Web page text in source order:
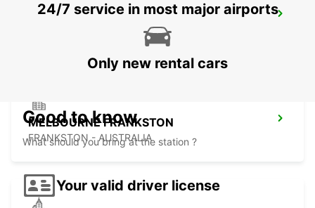
HOBART AIRPORT
CAMBRIDGE - AUSTRALIA
MELBOURNE FRANKSTON
FRANKSTON - AUSTRALIA
24/7 service in most major airports
Only new rental cars
Good to know
What should you bring at the station ?
Your valid driver license